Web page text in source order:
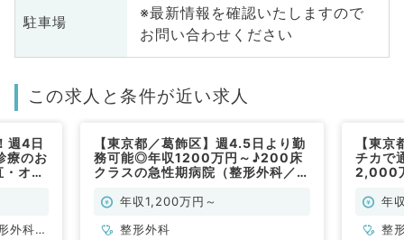
駐車場
※最新情報を確認いたしますので
お問い合わせください
この求人と条件が近い求人
週4日
療のお
オン
外科、
【東京都／葛飾区】週4.5日より勤
務可能◎年収1200万円～♪200床
クラスの急性期病院（整形外科／常
年収1,200万円～
整形外科
【東
チカで
2,000
急指年
整